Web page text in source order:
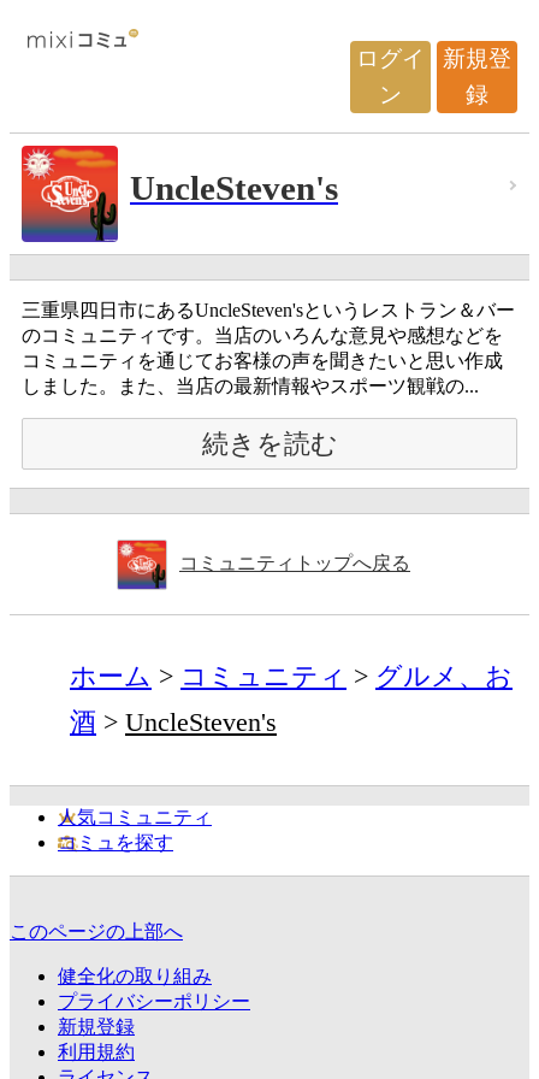
ログイ
ン
新規登
録
UncleSteven's
三重県四日市にあるUncleSteven'sというレストラン＆バー
のコミュニティです。当店のいろんな意見や感想などを
コミュニティを通じてお客様の声を聞きたいと思い作成
しました。また、当店の最新情報やスポーツ観戦の...
続きを読む
コミュニティトップへ戻る
ホーム コミュニティ
グルメ、お
酒
UncleSteven's
人気コミュニティ
コミュを探す
このページの上部へ
健全化の取り組み
プライバシーポリシー
新規登録
利用規約